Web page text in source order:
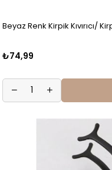
Beyaz Renk Kirpik Kıvırıcı/
₺74,99